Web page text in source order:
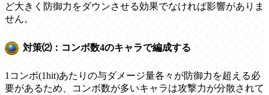
ど大きく防御力をダウンさせる効果でなければ影響がありま
せん。
対策⑵：コンボ数4のキャラで編成する
1コンボ(1hit)あたりの与ダメージ量各々が防御力を超える必
要があるため、コンボ数が多いキャラは攻撃力が分散されて